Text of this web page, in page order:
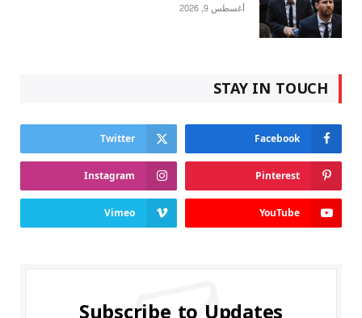
أغسطس 9, 2026
STAY IN TOUCH
Facebook
Twitter
Pinterest
Instagram
YouTube
Vimeo